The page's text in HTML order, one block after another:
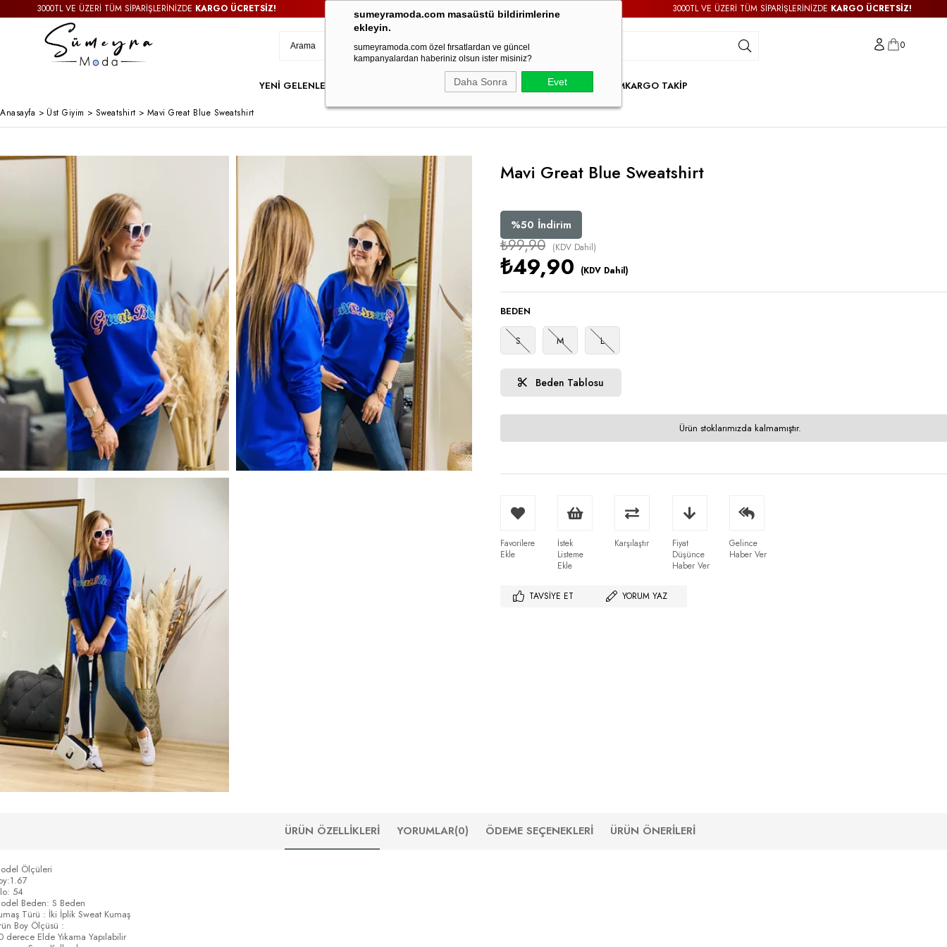
sumeyramoda.com masaüstü bildirimlerine
ekleyin.
sumeyramoda.com özel fırsatlardan ve güncel
kampanyalardan haberiniz olsun ister misiniz?
Daha Sonra Evet
3000TL VE ÜZERİ TÜM SİPARİŞLERİNİZDE KARGO ÜCRETSİZ! 3000TL VE ÜZERİ TÜM SİPARİŞLERİNİZDE KARGO ÜCRETSİZ! 3000TL VE ÜZERİ TÜM SİPARİŞLERİNİZDE KARGO ÜCRETSİZ!
0
YENİ GELENLER ALT GİYİMDIŞ GİYİMTAKIM PARTY WEAR İNDİRİMKARGO TAKİP
Anasayfa > Üst Giyim > Sweatshirt > Mavi Great Blue Sweatshirt
Mavi Great Blue Sweatshirt
%50 İndirim
₺99,90 (KDV Dahil)
₺49,90 (KDV Dahil)
BEDEN
S M L
Beden Tablosu
Ürün stoklarımızda kalmamıştır.
Favorilere
Ekle
İstek
Listeme
Ekle
Karşılaştır
Fiyat
Düşünce
Haber Ver
Gelince
Haber Ver
TAVSIYE ET YORUM YAZ
ÜRÜN ÖZELLIKLERI YORUMLAR(0) ÖDEME SEÇENEKLERI ÜRÜN ÖNERILERI
Ölçüleri
54
Beden: S Beden
Türü : İki İplik Sweat Kumaş
Boy Ölçüsü :
derece Elde Yıkama Yapılabilir